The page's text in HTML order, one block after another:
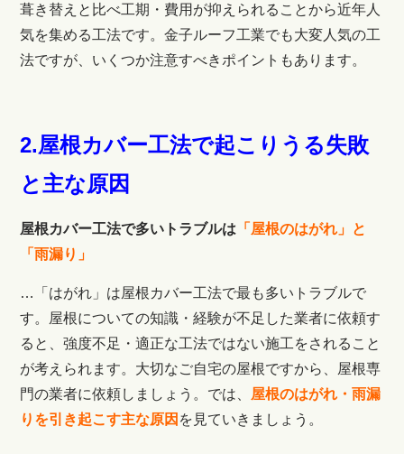
葺き替えと比べ工期・費用が抑えられることから近年人
気を集める工法です。金子ルーフ工業でも大変人気の工
法ですが、いくつか注意すべきポイントもあります。
2.屋根カバー工法で起こりうる失敗
と主な原因
屋根カバー工法で多いトラブルは 「屋根のはがれ」と
「雨漏り」
…「はがれ」は屋根カバー工法で最も多いトラブルで
す。屋根についての知識・経験が不足した業者に依頼す
ると、強度不足・適正な工法ではない施工をされること
が考えられます。大切なご自宅の屋根ですから、屋根専
門の業者に依頼しましょう。では、 屋根のはがれ・雨漏
りを引き起こす主な原因 を見ていきましょう。